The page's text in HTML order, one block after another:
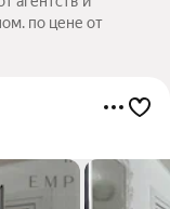
по цене от